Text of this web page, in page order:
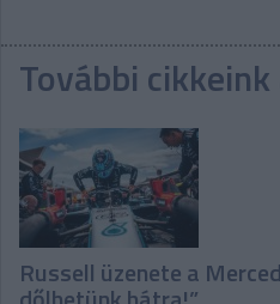
További
Russell üzenete a